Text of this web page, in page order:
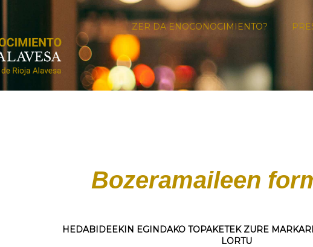
ZER DA ENOCONOCIMIENTO?
Bozeramaileen
HEDABIDEEKIN EGINDAKO TOPAKETEK ZURE
LORTU